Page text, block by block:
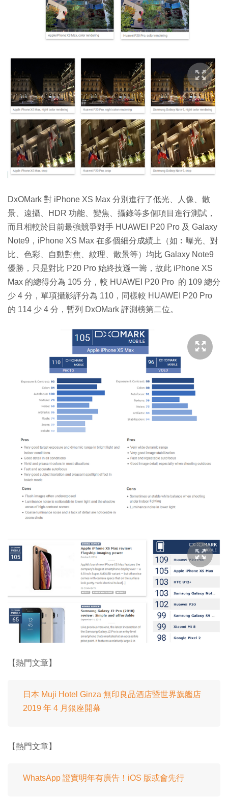
DxOMark 對 iPhone XS Max 分別進行了低光、人像、散
景、遠攝、HDR 功能、變焦、攝錄等多個項目進行測試，
而且相較於目前最強競爭對手 HUAWEI P20 Pro 及 Galaxy
Note9，iPhone XS Max 在多個細分成績上（如︰曝光、對
比、色彩、自動對焦、紋理、散景等）均比 Galaxy Note9
優勝，只是對比 P20 Pro 始終技遜一籌，故此 iPhone XS
Max 的總得分為 105 分，較 HUAWEI P20 Pro 的 109 總分
少 4 分，單項攝影評分為 110，同樣較 HUAWEI P20 Pro
的 114 少 4 分，暫列 DxOMark 評測榜第二位。
【熱門文章】
日本 Muji Hotel Ginza 無印良品酒店暨世界旗艦店
2019 年 4 月銀座開幕
【熱門文章】
WhatsApp 證實明年有廣告！iOS 版或會先行